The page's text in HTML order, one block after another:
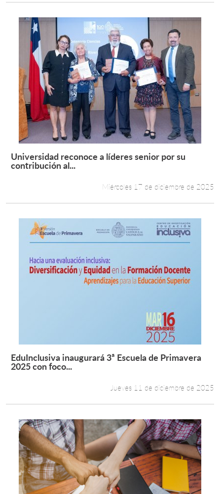
Leer más +
Universidad reconoce a líderes senior por su
contribución al...
Miércoles 17 de diciembre de 2025
Leer más +
EduInclusiva inaugurará 3ª Escuela de Primavera
2025 con foco...
Jueves 11 de diciembre de 2025